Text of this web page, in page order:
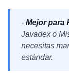
- Mejor para
Javadex o
necesitas
estándar.